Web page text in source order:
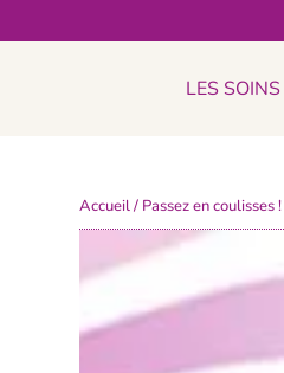
LES SOINS
Accueil/ Passez en coulisses !